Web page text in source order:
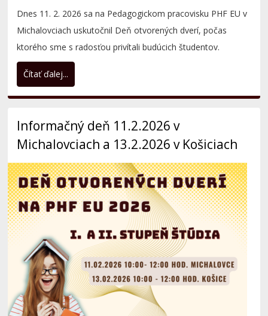
Informačný deň 11.2.2026 v
Michalovciach a 13.2.2026 v Košiciach
Čítať ďalej...
Lyžiarsky kurz PHF